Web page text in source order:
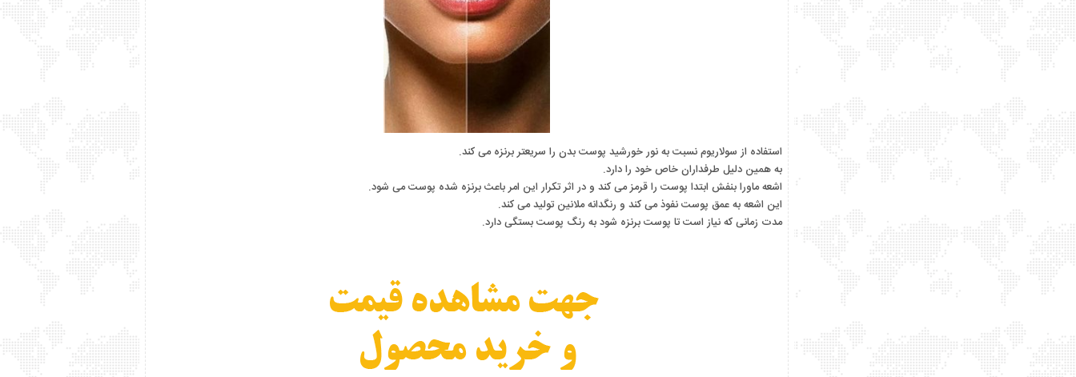
استفاده از سولاریوم نسبت به نور خورشید پوست بدن را سریعتر برنزه می کند.
به همین دلیل طرفداران خاص خود را دارد.
اشعه ماورا بنفش ابتدا پوست را قرمز می کند و در اثر تکرار این امر باعث برنزه شده پوست می شود.
این اشعه به عمق پوست نفوذ می کند و رنگدانه ملانین تولید می کند.
مدت زمانی که نیاز است تا پوست برنزه شود به رنگ پوست بستگی دارد.
تیر ۱۳۹۹
خرداد ۱۳۹۹ ۲۹